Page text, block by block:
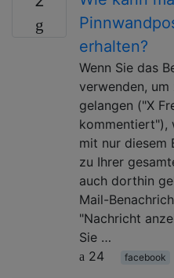
erhalten?
Wenn Sie das
verwenden,
gelangen ("X
kommentiert"),
mit nur diesem
zu Ihrer
auch dorthin
Mail-
"Nachricht
Sie …
24
facebook